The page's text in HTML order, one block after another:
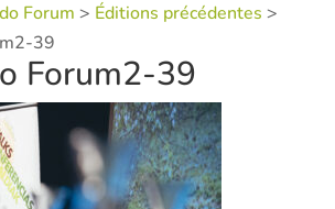
Forum > Éditions précédentes >
39
Forum2-39